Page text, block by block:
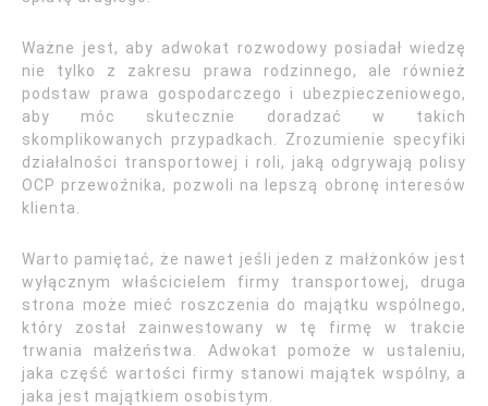
Ważne jest, aby adwokat rozwodowy posiadał wiedzę
nie tylko z zakresu prawa rodzinnego, ale również
podstaw prawa gospodarczego i ubezpieczeniowego,
aby móc skutecznie doradzać w takich
skomplikowanych przypadkach. Zrozumienie specyfiki
działalności transportowej i roli, jaką odgrywają polisy
OCP przewoźnika, pozwoli na lepszą obronę interesów
klienta.
Warto pamiętać, że nawet jeśli jeden z małżonków jest
wyłącznym właścicielem firmy transportowej, druga
strona może mieć roszczenia do majątku wspólnego,
który został zainwestowany w tę firmę w trakcie
trwania małżeństwa. Adwokat pomoże w ustaleniu,
jaka część wartości firmy stanowi majątek wspólny, a
jaka jest majątkiem osobistym.